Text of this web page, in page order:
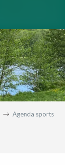
Agenda sports